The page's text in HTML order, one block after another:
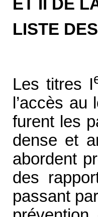
ET II DE
LISTE
Les titres I
l’accès
furent les
dense et
abordent
des
passant